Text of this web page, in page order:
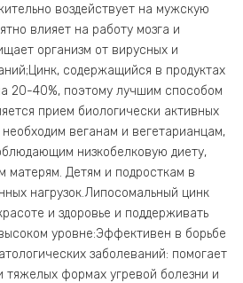
воздействует на мужскую
влияет на работу мозга и
организм от вирусных и
содержащийся в продуктах
20-40%, поэтому лучшим способом
прием биологически активных
веганам и вегетарианцам,
низкобелковую диету,
Детям и подросткам в
нагрузок.Липосомальный цинк
и здоровье и поддерживать
уровне:Эффективен в борьбе
заболеваний: помогает
тяжелых формах угревой болезни и